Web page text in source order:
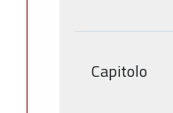
Capitolo